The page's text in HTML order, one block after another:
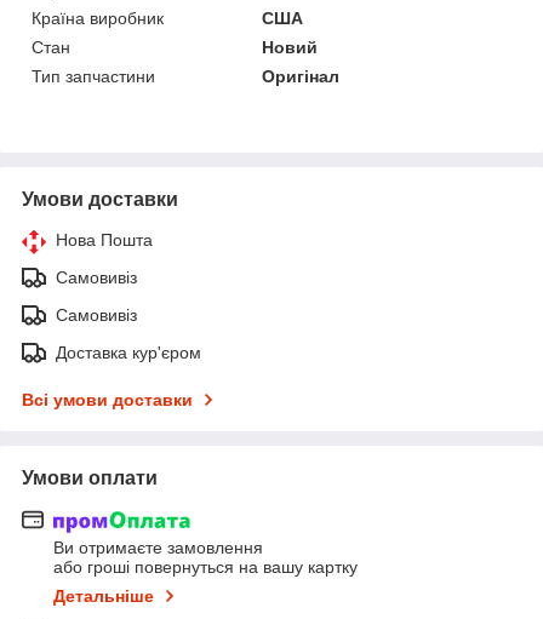
Країна виробник
США
Стан
Новий
Тип запчастини
Оригінал
Умови доставки
Нова Пошта
Самовивіз
Самовивіз
Доставка кур'єром
Всі умови доставки
Умови оплати
Ви отримаєте замовлення
або гроші повернуться на вашу картку
Детальніше